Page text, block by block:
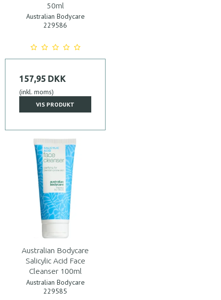
50ml
Australian Bodycare
229586
157,95 DKK
(inkl. moms)
VIS PRODUKT
Australian Bodycare
Salicylic Acid Face
Cleanser 100ml
Australian Bodycare
229585